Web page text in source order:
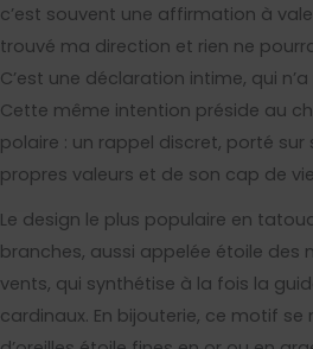
c’est souvent une affirmation à
trouvé ma direction et rien ne
C’est une déclaration intime, qui
Cette même intention préside au
polaire : un rappel discret, porté
propres valeurs et de son cap de
Le design le plus populaire en
branches, aussi appelée étoile des
vents, qui synthétise à la fois la
cardinaux. En bijouterie, ce motif